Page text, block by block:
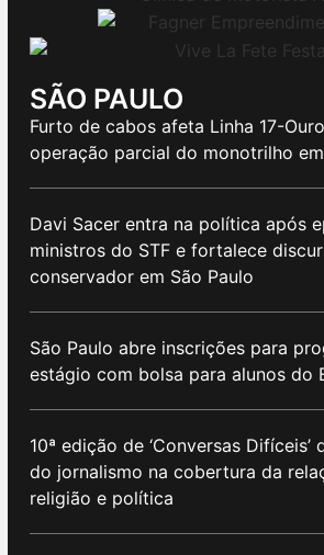
SÃO PAULO
Furto de cabos afeta Linha 17-
operação parcial do monotrilho
Davi Sacer entra na política após
ministros do STF e fortalece
conservador em São Paulo
São Paulo abre inscrições para
estágio com bolsa para alunos do
10ª edição de ‘Conversas
do jornalismo na cobertura da
religião e política